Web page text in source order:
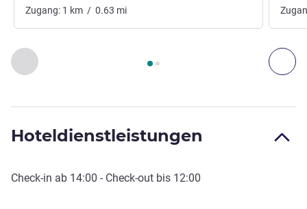
Zurück - Zugang und Transport
Seite1 , Zugang und Transport 1 :, Zugang und
Zugang: 1 km / 0.63 mi
Hoteldienstleistungen
Check-in ab 14:00 - Check-out bis 12:00